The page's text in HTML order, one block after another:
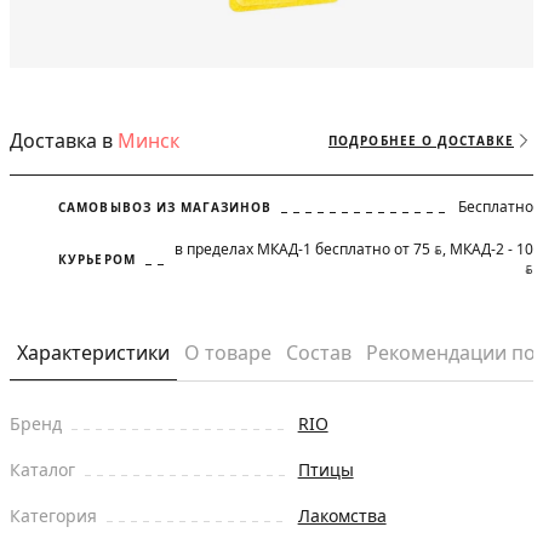
Доставка в Минск ПОДРОБНЕЕ О ДОСТАВКЕ
САМОВЫВОЗ ИЗ МАГАЗИНОВ Бесплатно
КУРЬЕРОМ в пределах МКАД-1 бесплатно от 75 BYN, МКАД-2 - 10
BYN
Характеристики О товаре Состав Рекомендации
Бренд
RIO
Каталог
Птицы
Категория
Лакомства